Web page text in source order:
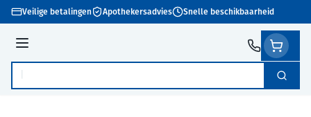
Ga naar de inhoud
Veilige betalingen Apothekersadvies Snelle beschikbaarheid
Menu
Product, merk, categorie... Zoek